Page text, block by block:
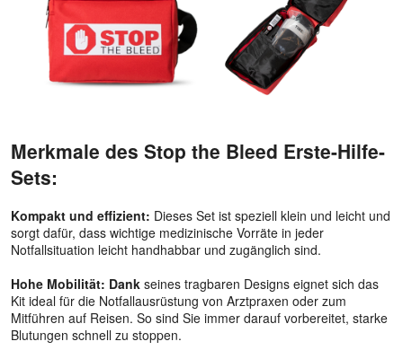
Merkmale des Stop the Bleed Erste-Hilfe-
Sets:
Kompakt und effizient: Dieses Set ist speziell klein und leicht und
sorgt dafür, dass wichtige medizinische Vorräte in jeder
Notfallsituation leicht handhabbar und zugänglich sind.
Hohe Mobilität: Dank seines tragbaren Designs eignet sich das
Kit ideal für die Notfallausrüstung von Arztpraxen oder zum
Mitführen auf Reisen. So sind Sie immer darauf vorbereitet, starke
Blutungen schnell zu stoppen.